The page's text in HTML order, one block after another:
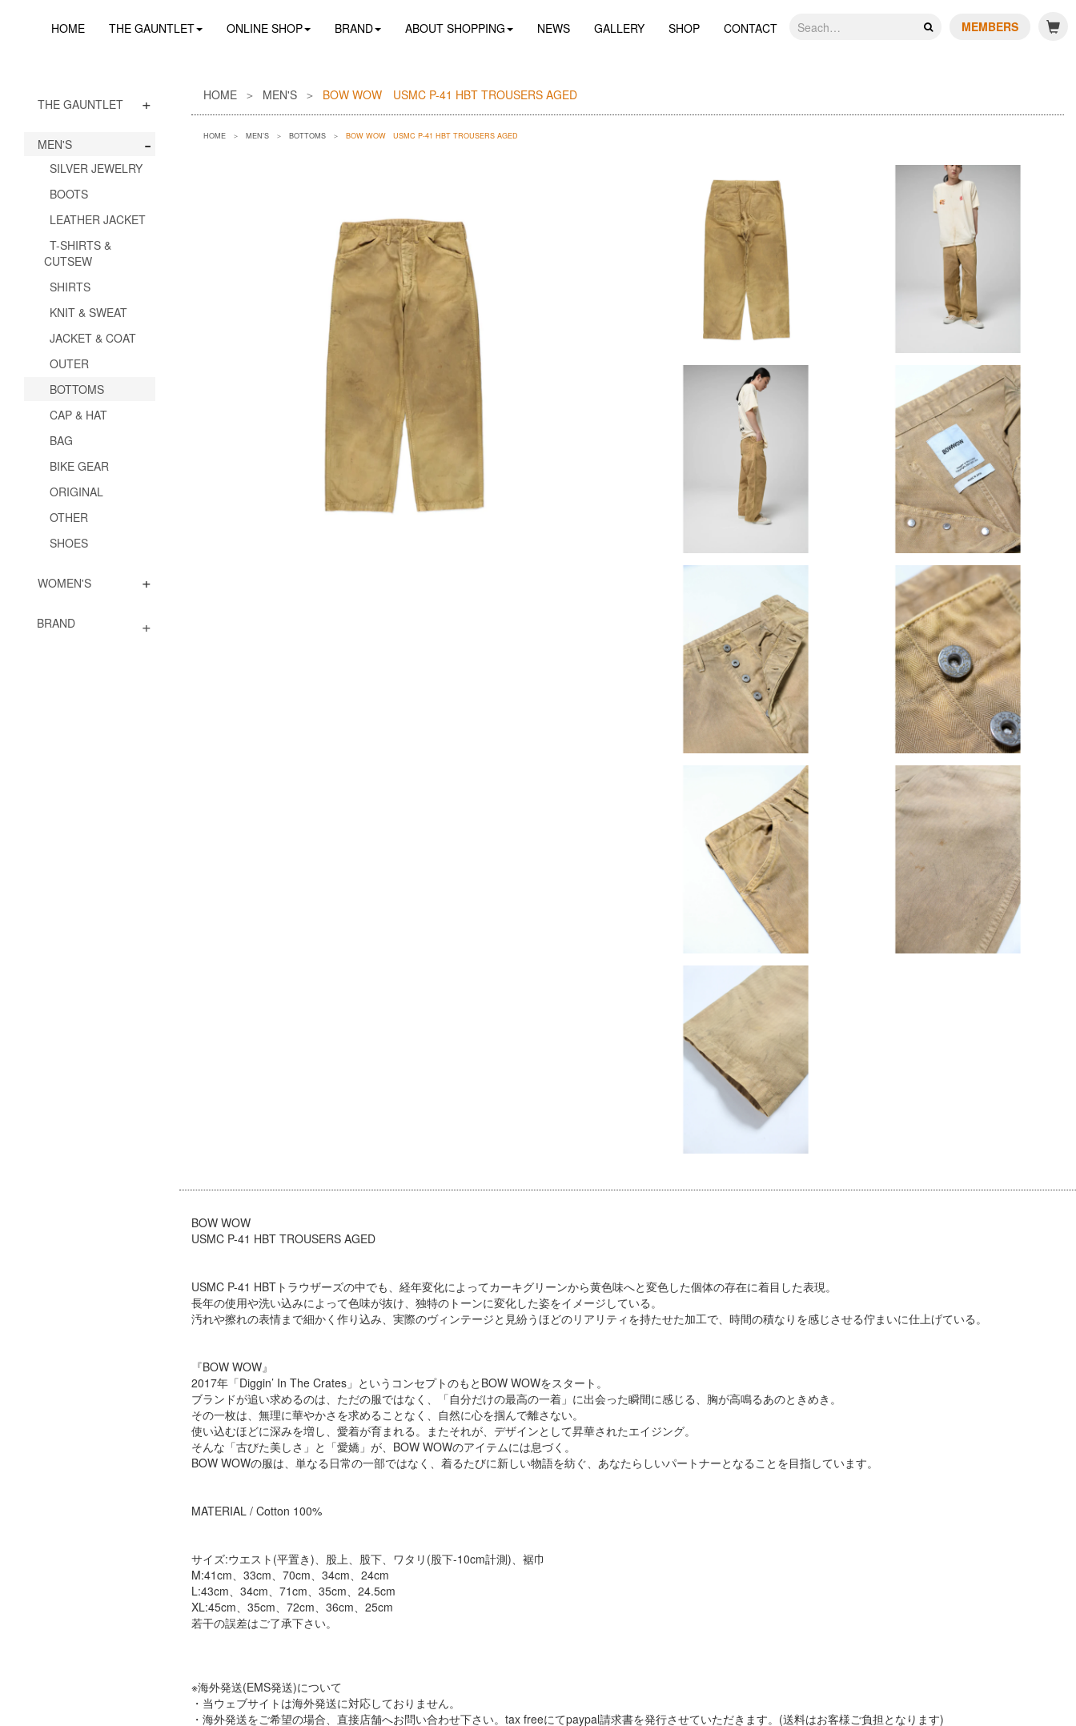
HOME THE GAUNTLET ONLINE SHOP BRAND ABOUT SHOPPING NEWS GALLERY SHOP CONTACT MEMBERS
HOME MEN'S BOW WOW USMC P-41 HBT TROUSERS AGED
HOME MEN'S BOTTOMS BOW WOW USMC P-41 HBT TROUSERS AGED
BOW WOW
USMC P-41 HBT TROUSERS AGED
USMC P-41 HBTトラウザーズの中でも、経年変化によってカーキグリーンから黄色味へと変色した個体の存在に着目した表現。
長年の使用や洗い込みによって色味が抜け、独特のトーンに変化した姿をイメージしている。
汚れや擦れの表情まで細かく作り込み、実際のヴィンテージと見紛うほどのリアリティを持たせた加工で、時間の積なりを感じさせる佇まいに仕上げている。
『BOW WOW』
2017年「Diggin’ In The Crates」というコンセプトのもとBOW WOWをスタート。
ブランドが追い求めるのは、ただの服ではなく、「自分だけの最高の一着」に出会った瞬間に感じる、胸が高鳴るあのときめき。
その一枚は、無理に華やかさを求めることなく、自然に心を掴んで離さない。
使い込むほどに深みを増し、愛着が育まれる。またそれが、デザインとして昇華されたエイジング。
そんな「古びた美しさ」と「愛嬌」が、BOW WOWのアイテムには息づく。
BOW WOWの服は、単なる日常の一部ではなく、着るたびに新しい物語を紡ぐ、あなたらしいパートナーとなることを目指しています。
MATERIAL / Cotton 100%
サイズ:ウエスト(平置き)、股上、股下、ワタリ(股下-10cm計測)、裾巾
M:41cm、33cm、70cm、34cm、24cm
L:43cm、34cm、71cm、35cm、24.5cm
XL:45cm、35cm、72cm、36cm、25cm
若干の誤差はご了承下さい。
※海外発送(EMS発送)について
・当ウェブサイトは海外発送に対応しておりません。
・海外発送をご希望の場合、直接店舗へお問い合わせ下さい。tax freeにてpaypal請求書を発行させていただきます。(送料はお客様ご負担となります)
THE GAUNTLET +
MEN'S
SILVER JEWELRY
BOOTS
LEATHER JACKET
T-SHIRTS &
CUTSEW
SHIRTS
KNIT & SWEAT
JACKET & COAT
OUTER
BOTTOMS
CAP & HAT
BAG
BIKE GEAR
ORIGINAL
OTHER
SHOES
-
WOMEN'S +
BRAND +